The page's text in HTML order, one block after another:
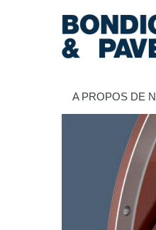
A PROPOS DE